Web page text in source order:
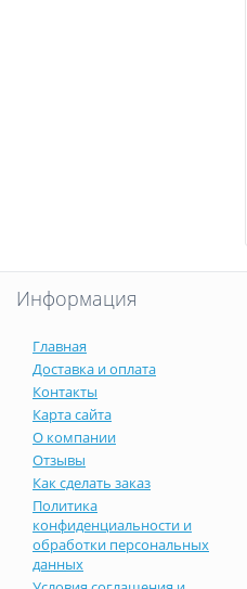
Информация
Главная
Доставка и оплата
Контакты
Карта сайта
О компании
Отзывы
Как сделать заказ
Политика
конфиденциальности и
обработки персональных
данных